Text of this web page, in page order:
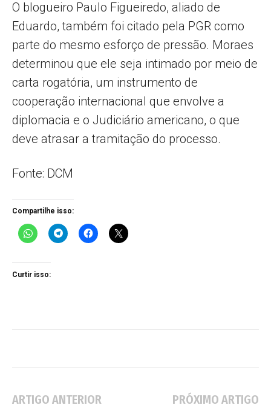
O blogueiro Paulo Figueiredo, aliado de
Eduardo, também foi citado pela PGR como
parte do mesmo esforço de pressão. Moraes
determinou que ele seja intimado por meio de
carta rogatória, um instrumento de
cooperação internacional que envolve a
diplomacia e o Judiciário americano, o que
deve atrasar a tramitação do processo.
Fonte: DCM
Compartilhe isso:
Curtir isso:
ARTIGO ANTERIOR
PRÓXIMO ARTIGO